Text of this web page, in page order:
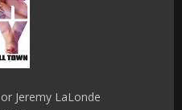
Jeremy LaLonde